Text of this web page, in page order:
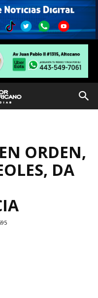
ORDEN,
DA